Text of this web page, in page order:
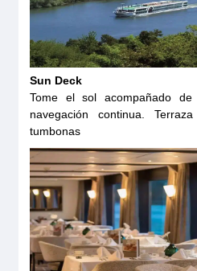
Sun Deck
Tome el sol acompañado
navegación continua.
tumbonas